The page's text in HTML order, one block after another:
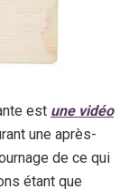
est une vidéo
une après-
de ce qui
étant que